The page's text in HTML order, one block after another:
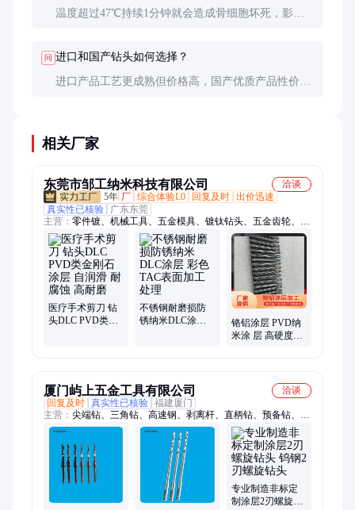
温度超过47℃持续1分钟就会造成骨细胞坏死，影响
问 进口和国产钻头如何选择？
进口产品工艺更成熟但价格高，国产优质产品性价比
相关厂家
东莞市邹工纳米科技有限公司
洽谈
5年 厂 综合体验L0 回复及时 出价迅速
真实性已核验
广东东莞
主营： 零件镀、机械工具、五金模具、镀钛钻头、五金齿轮、镀
钛六角、配件表面、铣刀高铝、拉丝模具、模具涂层、零件涂
层、氮化铝钛、刀具镀钛、模具金属、齿轮镀钛、零件电镀、涂
层镀膜、汽车零件、真空镀膜、五金表面、表面涂层、钨钢铣
刀、真空镀钛、汽车模具、镀膜镀钛
医疗手术剪刀 钻
头DLC PVD类金
不锈钢耐磨损防
锈纳米DLC涂层
铬铝涂层 PVD纳
米涂 层 高硬度耐
厦门屿上五金工具有限公司
洽谈
回复及时 真实性已核验 福建厦门
主营： 尖端钻、三角钻、高速钢、剥离杆、直柄钻、预备钻、
sdc磨头、制备钻、牙骨锉、环切钻、钻铰刀、深度计、股骨
钻、冲击钻、cbn刀片、测量杆、锯齿钻、火柴头、起始钻、调
节器、锁骨钻、立铣刀、机芯轴、冲切刀、分裂钻
专业制造非标定
制涂层2刃螺旋钻